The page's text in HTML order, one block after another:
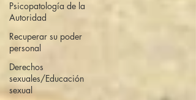
Psicopatología de la
Autoridad
Recuperar su poder
personal
Derechos
sexuales/Educación
sexual